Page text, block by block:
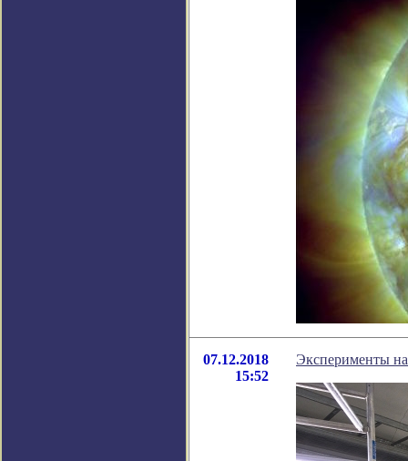
07.12.2018
15:52
Эксперименты